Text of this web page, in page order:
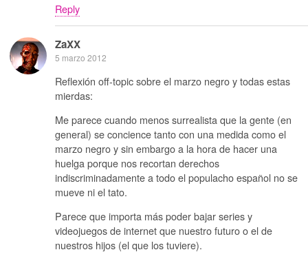
Reply
ZaXX
5 marzo 2012
Reflexión off-topic sobre el marzo negro y todas estas
mierdas:
Me parece cuando menos surrealista que la gente (en
general) se concience tanto con una medida como el
marzo negro y sin embargo a la hora de hacer una
huelga porque nos recortan derechos
indiscriminadamente a todo el populacho español no se
mueve ni el tato.
Parece que importa más poder bajar series y
videojuegos de internet que nuestro futuro o el de
nuestros hijos (el que los tuviere).